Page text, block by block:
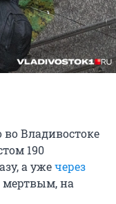
во Владивостоке
190
а ужечерез
мертвым, на